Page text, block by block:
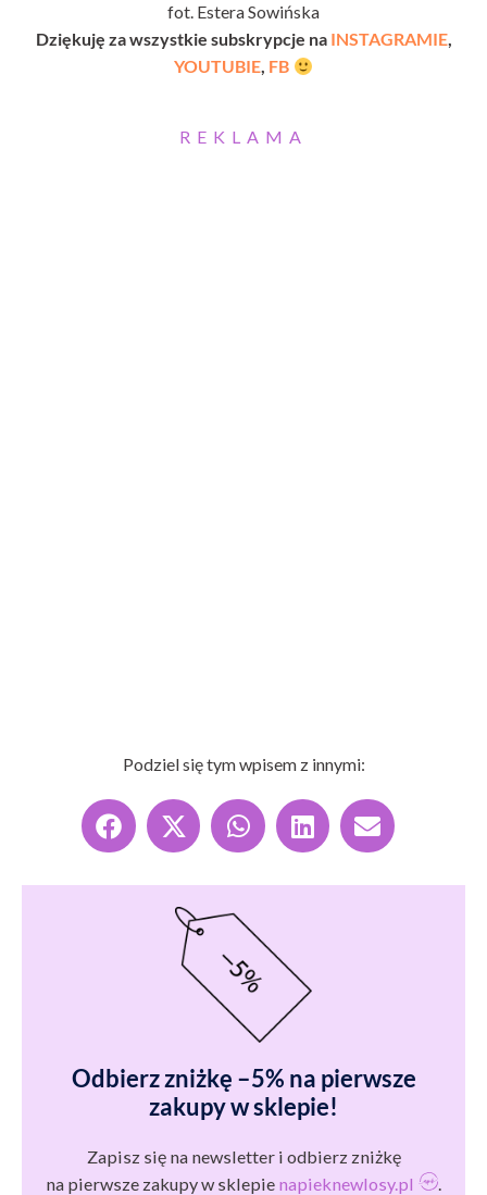
fot. Estera Sowińska
Dziękuję za wszystkie subskrypcje naINSTAGRAMIE,
YOUTUBIE, FB
REKLAMA
Podziel się tym wpisem z innymi:
Odbierz zniżkę –5% na pierwsze
zakupy w sklepie!
Zapisz się na newsletter i odbierz zniżkę
na pierwsze zakupy w sklepie napieknewlosy.pl .